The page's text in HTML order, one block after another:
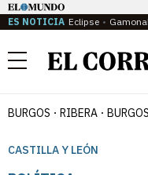
ES NOTICIA Eclipse
Menú
BURGOS RIBERA
CASTILLA Y LEÓN